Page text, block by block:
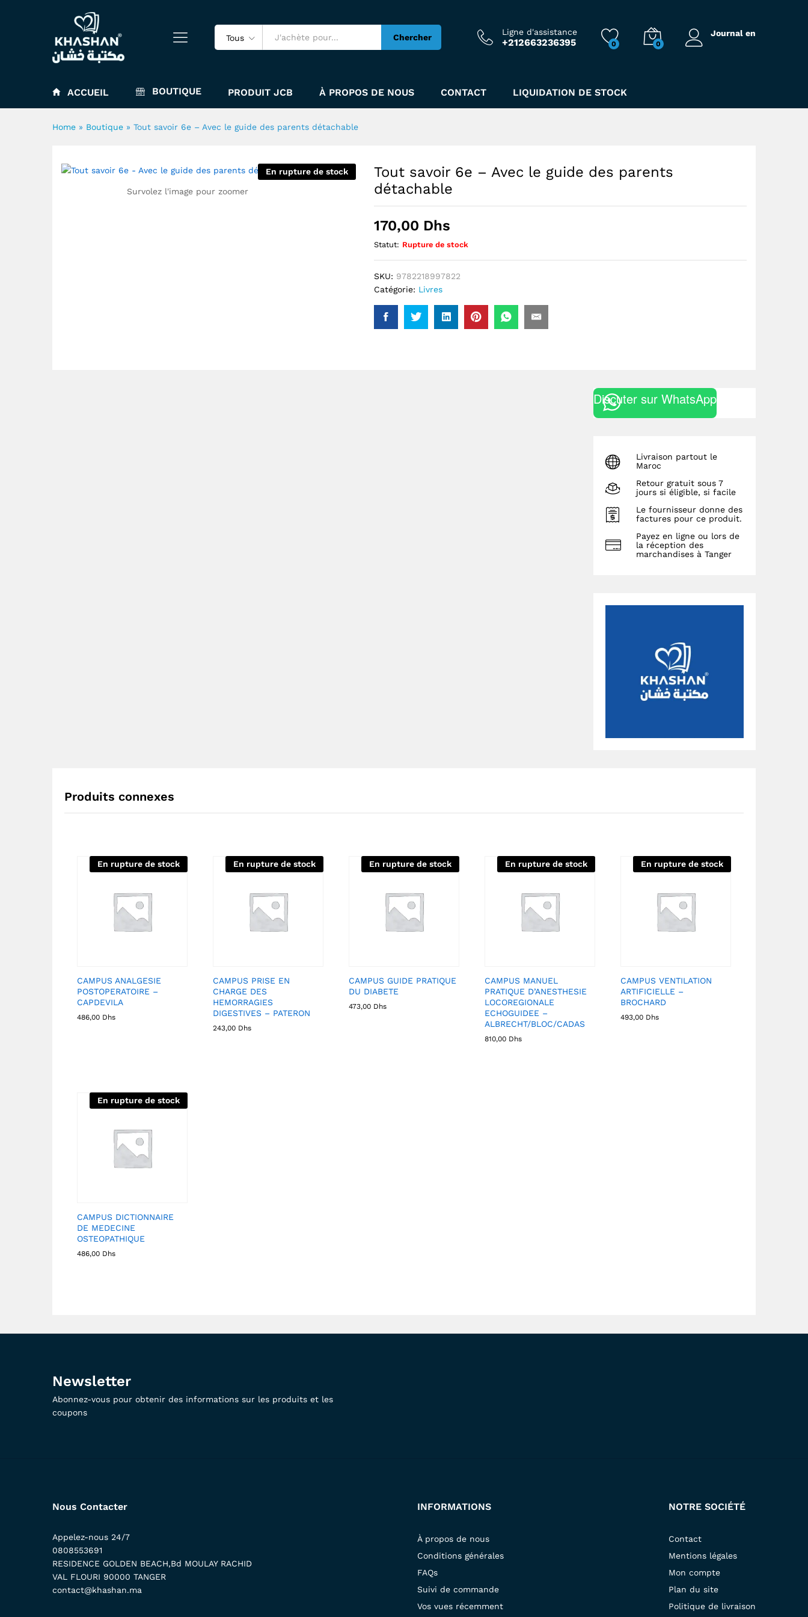
Tous Chercher
Ligne d'assistance
+212663236395 0 0
Journal en
ACCUEIL BOUTIQUE PRODUIT JCB À PROPOS DE NOUS CONTACT LIQUIDATION DE STOCK
Home » Boutique » Tout savoir 6e – Avec le guide des parents détachable
En rupture de stock
Survolez l'image pour zoomer
Tout savoir 6e – Avec le guide des parents
détachable
170,00 Dhs
Statut: Rupture de stock
SKU: 9782218997822
Catégorie: Livres
Discuter sur WhatsApp
Livraison partout le
Maroc
Retour gratuit sous 7
jours si éligible, si facile
Le fournisseur donne des
factures pour ce produit.
Payez en ligne ou lors de
la réception des
marchandises à Tanger
Produits connexes
En rupture de stock
CAMPUS ANALGESIE
POSTOPERATOIRE –
CAPDEVILA
486,00 Dhs
En rupture de stock
CAMPUS PRISE EN
CHARGE DES
HEMORRAGIES
DIGESTIVES – PATERON
243,00 Dhs
En rupture de stock
CAMPUS GUIDE PRATIQUE
DU DIABETE
473,00 Dhs
En rupture de stock
CAMPUS MANUEL
PRATIQUE D’ANESTHESIE
LOCOREGIONALE
ECHOGUIDEE –
ALBRECHT/BLOC/CADAS
810,00 Dhs
En rupture de stock
CAMPUS VENTILATION
ARTIFICIELLE –
BROCHARD
493,00 Dhs
En rupture de stock
CAMPUS DICTIONNAIRE
DE MEDECINE
OSTEOPATHIQUE
486,00 Dhs
Newsletter
Abonnez-vous pour obtenir des informations sur les produits et les
coupons
Nous Contacter
Appelez-nous 24/7
0808553691
RESIDENCE GOLDEN BEACH,Bd MOULAY RACHID
VAL FLOURI 90000 TANGER
contact@khashan.ma
INFORMATIONS
À propos de nous
Conditions générales
FAQs
Suivi de commande
Vos vues récemment
NOTRE SOCIÉTÉ
Contact
Mentions légales
Mon compte
Plan du site
Politique de livraison
Tout savoir 6e - Avec le guide des parents détachable